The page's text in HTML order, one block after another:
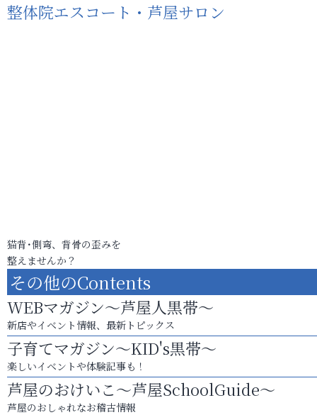
整体院エスコート・芦屋サロン
猫背･側弯、背骨の歪みを
整えませんか？
その他のContents
WEBマガジン～芦屋人黒帯～
新店やイベント情報、最新トピックス
子育てマガジン～KID's黒帯～
楽しいイベントや体験記事も！
芦屋のおけいこ～芦屋SchoolGuide～
芦屋のおしゃれなお稽古情報